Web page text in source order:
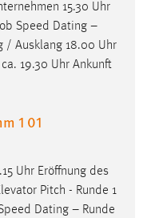
15.30 Uhr
Speed Dating –
/ Ausklang 18.00 Uhr
19.30 Uhr Ankunft
1 01
Uhr Eröffnung des
Pitch - Runde 1
Dating – Runde